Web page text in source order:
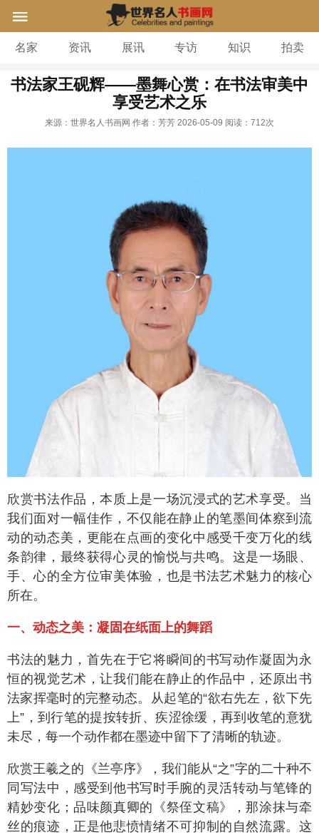
名家 资讯 展讯 专访 知识 拍卖
书法家王砚辉——墨舞心赏：在书法审美中
享受艺术之乐
来源：世界名人书画网 作者：芳芳 2026-05-09 阅读： 712次
欣赏书法作品，本质上是一场沉浸式的艺术享受。当
我们面对一幅佳作，不仅能在静止的笔墨间体察到流
动的动态美，更能在点画的变化中感受千变万化的线
条韵律，最终获得心灵的愉悦与共鸣。这是一场眼、
手、心的全方位审美体验，也是书法艺术魅力的核心
所在。
一、动态之美：凝固在纸面上的舞蹈
书法的魅力，首先在于它将瞬间的书写动作凝固为永
恒的视觉艺术，让我们能在静止的作品中，还原出书
法家挥毫时的完整动态。从起笔的“欲右先左，欲下先
上”，到行笔的提按转折、疾涩徐缓，再到收笔的意犹
未尽，每一个动作都在墨迹中留下了清晰的轨迹。
欣赏王羲之的《兰亭序》，我们能从“之”字的二十种不
同写法中，感受到他书写时手腕的灵活转动与笔锋的
精妙变化；品味颜真卿的《祭侄文稿》，那涂抹与牵
丝的痕迹，正是他悲愤情绪不可抑制的自然流露。这